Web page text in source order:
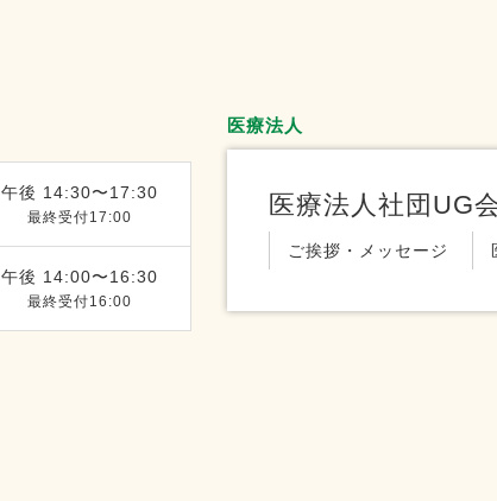
午後 14:30〜17:30
最終受付17:00
午後 14:00〜16:30
最終受付16:00
医療法人
医療法人社団UG
ご挨拶・メッセージ